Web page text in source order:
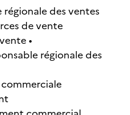
régionale des ventes
de vente
•
régionale des